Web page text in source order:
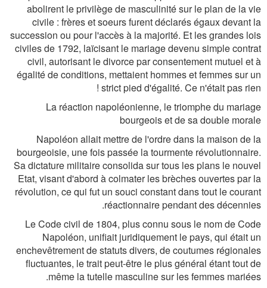
abolirent le privilège de masculinité sur le plan de la vie
civile : frères et soeurs furent déclarés égaux devant la
succession ou pour l'accès à la majorité. Et les grandes lois
civiles de 1792, laïcisant le mariage devenu simple contrat
civil, autorisant le divorce par consentement mutuel et à
égalité de conditions, mettaient hommes et femmes sur un
strict pied d'égalité. Ce n'était pas rien !
La réaction napoléonienne, le triomphe du mariage
bourgeois et de sa double morale
Napoléon allait mettre de l'ordre dans la maison de la
bourgeoisie, une fois passée la tourmente révolutionnaire.
Sa dictature militaire consolida sur tous les plans le nouvel
Etat, visant d'abord à colmater les brèches ouvertes par la
révolution, ce qui fut un souci constant dans tout le courant
réactionnaire pendant des décennies.
Le Code civil de 1804, plus connu sous le nom de Code
Napoléon, unifiait juridiquement le pays, qui était un
enchevêtrement de statuts divers, de coutumes régionales
fluctuantes, le trait peut-être le plus général étant tout de
même la tutelle masculine sur les femmes mariées.